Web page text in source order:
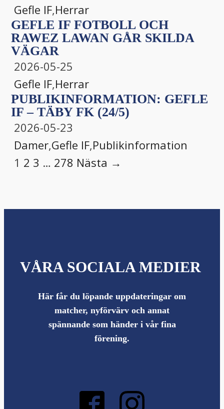
Gefle IF,Herrar
GEFLE IF FOTBOLL OCH
RAWEZ LAWAN GÅR SKILDA
VÄGAR
2026-05-25
Gefle IF,Herrar
PUBLIKINFORMATION: GEFLE
IF – TÄBY FK (24/5)
2026-05-23
Damer,Gefle IF,Publikinformation
1 2 3 … 278 Nästa →
VÅRA SOCIALA MEDIER
Här får du löpande uppdateringar om
matcher, nyförvärv och annat
spännande som händer i vår fina
förening.